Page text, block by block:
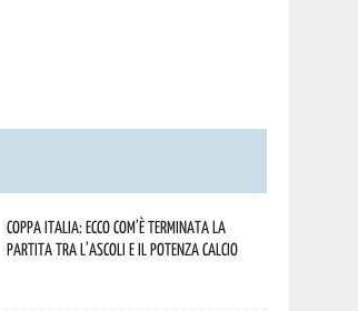
Coppa Italia: ecco com’è terminata la
partita tra l’Ascoli e il Potenza Calcio